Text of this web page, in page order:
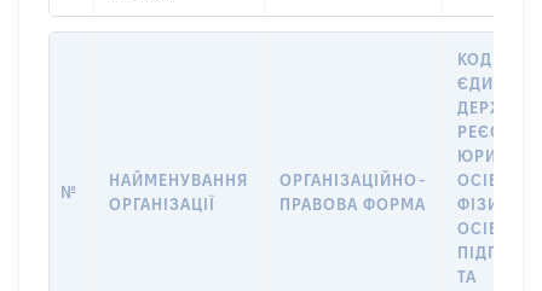
№
НАЙМЕНУВАННЯ
ОРГАНІЗАЦІЇ
ОРГАНІЗАЦІЙНО-
ПРАВОВА ФОРМА
КОД В
РЕЄСТРІ
ОСІБ,
ОСІБ –
ТА